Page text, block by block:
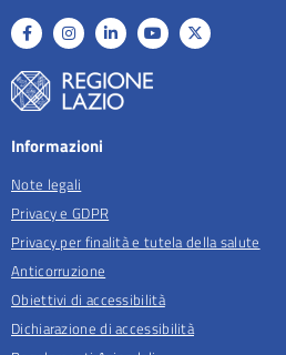
Informazioni
Note legali
Privacy e GDPR
Privacy per finalità e tutela della salute
Anticorruzione
Obiettivi di accessibilità
Dichiarazione di accessibilità